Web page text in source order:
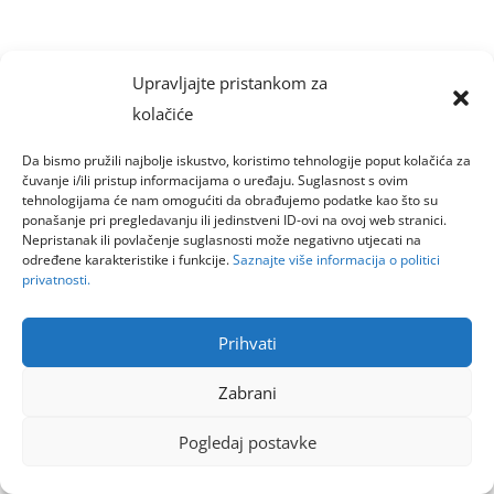
Upravljajte pristankom za
kolačiće
Da bismo pružili najbolje iskustvo, koristimo tehnologije poput kolačića za
čuvanje i/ili pristup informacijama o uređaju. Suglasnost s ovim
tehnologijama će nam omogućiti da obrađujemo podatke kao što su
ponašanje pri pregledavanju ili jedinstveni ID-ovi na ovoj web stranici.
Nepristanak ili povlačenje suglasnosti može negativno utjecati na
određene karakteristike i funkcije.Saznajte više informacija o politici
privatnosti.
Prihvati
Zabrani
Pogledaj postavke